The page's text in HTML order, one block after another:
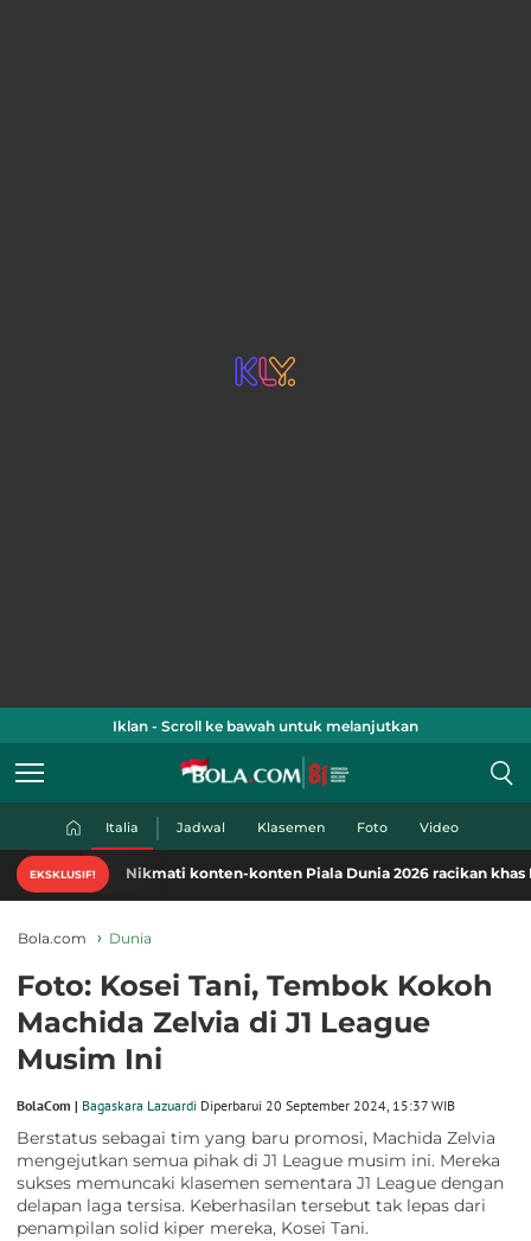
Iklan - Scroll ke bawah untuk melanjutkan
Italia Jadwal Klasemen Foto Video
EKSKLUSIF!Nikmati konten-konten Piala Dunia 2026 racikan khas
Bola.com Dunia
Foto: Kosei Tani, Tembok Kokoh
Machida Zelvia di J1 League
Musim Ini
BolaCom | Bagaskara Lazuardi Diperbarui 20 September 2024, 15:37 WIB
Berstatus sebagai tim yang baru promosi, Machida Zelvia
mengejutkan semua pihak di J1 League musim ini. Mereka
sukses memuncaki klasemen sementara J1 League dengan
delapan laga tersisa. Keberhasilan tersebut tak lepas dari
penampilan solid kiper mereka, Kosei Tani.